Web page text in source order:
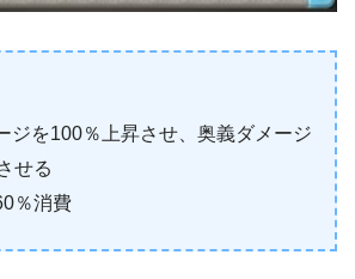
ジを100％上昇させ、奥義ダメージ
せる
％消費